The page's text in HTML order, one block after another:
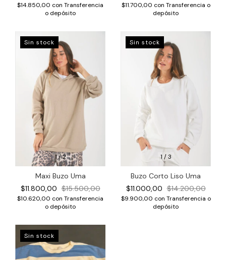
$14.850,00 con Transferencia
o depósito
$11.700,00 con Transferencia o
depósito
1/2
Sin stock
Maxi Buzo Uma
$11.800,00 $15.500,00
$10.620,00 con Transferencia
o depósito
1 /3
Sin stock
Buzo Corto Liso Uma
$11.000,00 $14.200,00
$9.900,00 con Transferencia o
depósito
Sin stock